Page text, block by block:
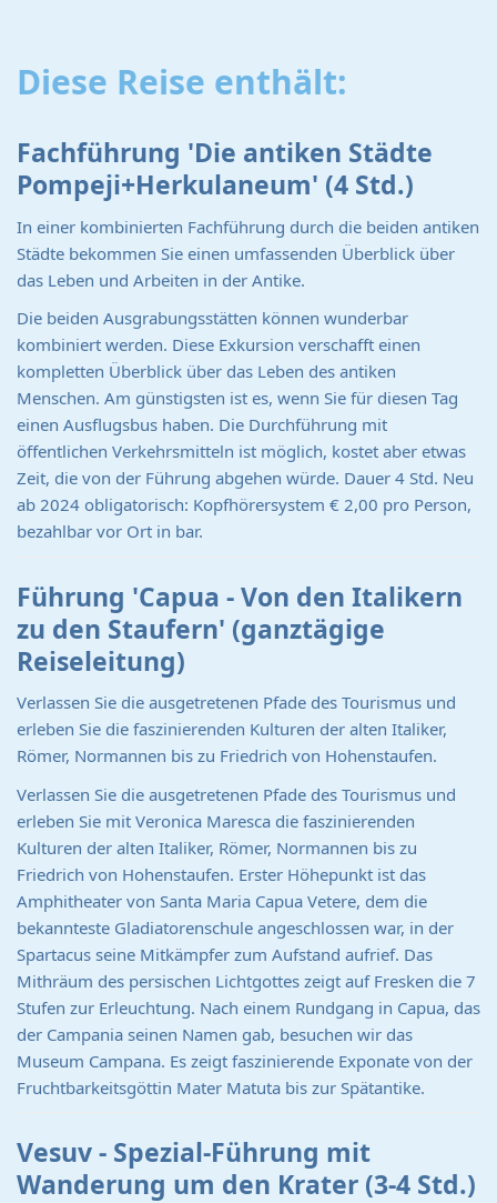
Diese Reise enthält:
Fachführung 'Die antiken Städte
Pompeji+Herkulaneum' (4 Std.)
In einer kombinierten Fachführung durch die beiden antiken
Städte bekommen Sie einen umfassenden Überblick über
das Leben und Arbeiten in der Antike.
Die beiden Ausgrabungsstätten können wunderbar
kombiniert werden. Diese Exkursion verschafft einen
kompletten Überblick über das Leben des antiken
Menschen. Am günstigsten ist es, wenn Sie für diesen Tag
einen Ausflugsbus haben. Die Durchführung mit
öffentlichen Verkehrsmitteln ist möglich, kostet aber etwas
Zeit, die von der Führung abgehen würde. Dauer 4 Std. Neu
ab 2024 obligatorisch: Kopfhörersystem € 2,00 pro Person,
bezahlbar vor Ort in bar.
Führung 'Capua - Von den Italikern
zu den Staufern' (ganztägige
Reiseleitung)
Verlassen Sie die ausgetretenen Pfade des Tourismus und
erleben Sie die faszinierenden Kulturen der alten Italiker,
Römer, Normannen bis zu Friedrich von Hohenstaufen.
Verlassen Sie die ausgetretenen Pfade des Tourismus und
erleben Sie mit Veronica Maresca die faszinierenden
Kulturen der alten Italiker, Römer, Normannen bis zu
Friedrich von Hohenstaufen. Erster Höhepunkt ist das
Amphitheater von Santa Maria Capua Vetere, dem die
bekannteste Gladiatorenschule angeschlossen war, in der
Spartacus seine Mitkämpfer zum Aufstand aufrief. Das
Mithräum des persischen Lichtgottes zeigt auf Fresken die 7
Stufen zur Erleuchtung. Nach einem Rundgang in Capua, das
der Campania seinen Namen gab, besuchen wir das
Museum Campana. Es zeigt faszinierende Exponate von der
Fruchtbarkeitsgöttin Mater Matuta bis zur Spätantike.
Vesuv - Spezial-Führung mit
Wanderung um den Krater (3-4 Std.)